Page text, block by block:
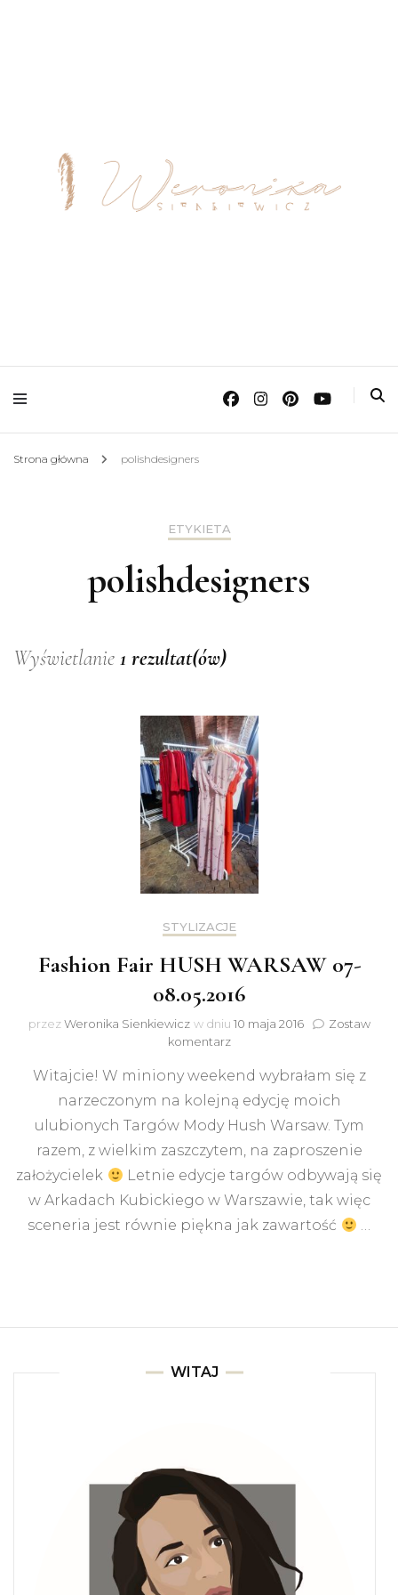
Strona główna polishdesigners
ETYKIETA
polishdesigners
Wyświetlanie 1 rezultat(ów)
STYLIZACJE
Fashion Fair HUSH WARSAW 07-
08.05.2016
przezWeronika Sienkiewicz w dniu 10 maja 2016
Zostaw
komentarzdo
Fair
HUSH
WARSAW
07-
08.05.2016
Witajcie! W miniony weekend wybrałam się z
narzeczonym na kolejną edycję moich
ulubionych Targów Mody Hush Warsaw. Tym
razem, z wielkim zaszczytem, na zaproszenie
założycielek
Letnie edycje targów odbywają się
w Arkadach Kubickiego w Warszawie, tak więc
sceneria jest równie piękna jak zawartość
…
WITAJ